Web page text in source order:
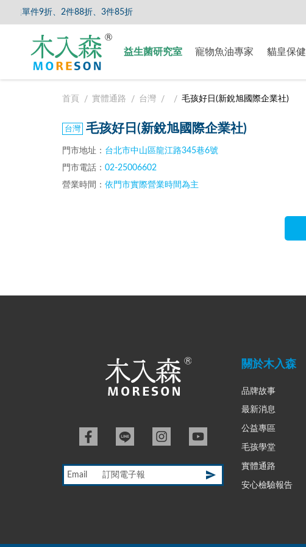
單件9折、2件88折、3件85折
益生菌研究室 寵物魚油專家 貓皇保健
首頁 實體通路 台灣 毛孩好日(新銳旭國際企業社)
毛孩好日(新銳旭國際企業社)
門市地址： 台北市中山區龍江路345巷6號
門市電話： 02-25006602
營業時間： 依門市實際營業時間為主
關於木入森
品牌故事
最新消息
公益專區
毛孩學堂
實體通路
安心檢驗報告
Email